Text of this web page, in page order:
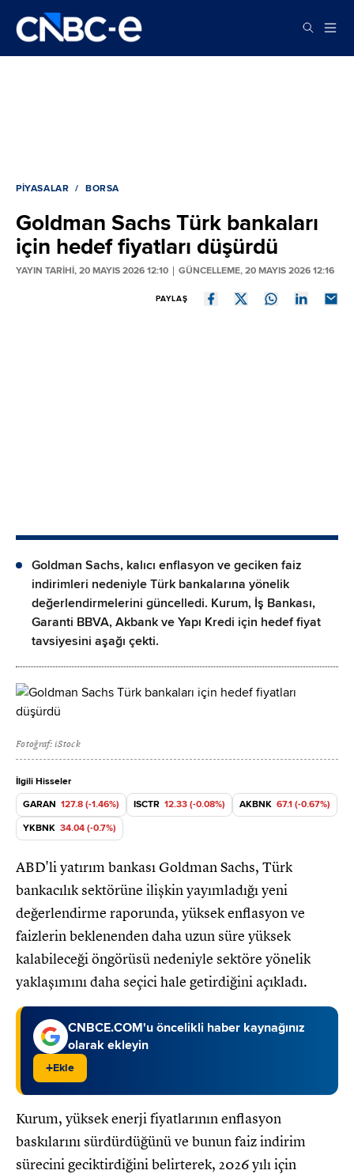
PIYASALAR BORSA
Goldman Sachs Türk bankaları
için hedef fiyatları düşürdü
YAYIN TARİHİ, 20 MAYIS 2026 12:10 GÜNCELLEME, 20 MAYIS 2026 12:16
PAYLAŞ
Goldman Sachs, kalıcı enflasyon ve geciken faiz
indirimleri nedeniyle Türk bankalarına yönelik
değerlendirmelerini güncelledi. Kurum, İş Bankası,
Garanti BBVA, Akbank ve Yapı Kredi için hedef fiyat
tavsiyesini aşağı çekti.
Fotoğraf: iStock
İlgili Hisseler
GARAN 127.8 (-1.46%) ISCTR 12.33 (-0.08%) AKBNK 67.1 (-0.67%)
YKBNK 34.04 (-0.7%)
ABD'li yatırım bankası Goldman Sachs, Türk
bankacılık sektörüne ilişkin yayımladığı yeni
değerlendirme raporunda, yüksek enflasyon ve
faizlerin beklenenden daha uzun süre yüksek
kalabileceği öngörüsü nedeniyle sektöre yönelik
yaklaşımını daha seçici hale getirdiğini açıkladı.
CNBCE.COM'u öncelikli haber kaynağınız
olarak ekleyin
+Ekle
Kurum, yüksek enerji fiyatlarının enflasyon
baskılarını sürdürdüğünü ve bunun faiz indirim
sürecini geciktirdiğini belirterek, 2026 yılı için